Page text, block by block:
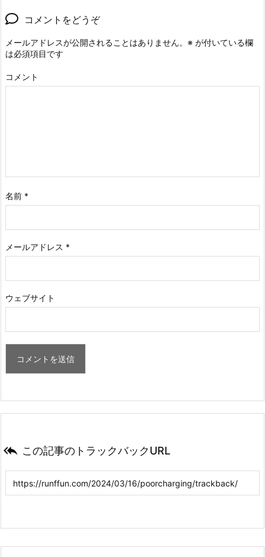
コメントをどうぞ
メールアドレスが公開されることはありません。 ※ が付いている欄
は必須項目です
コメント
名前 *
メールアドレス *
ウェブサイト
 この記事のトラックバックURL